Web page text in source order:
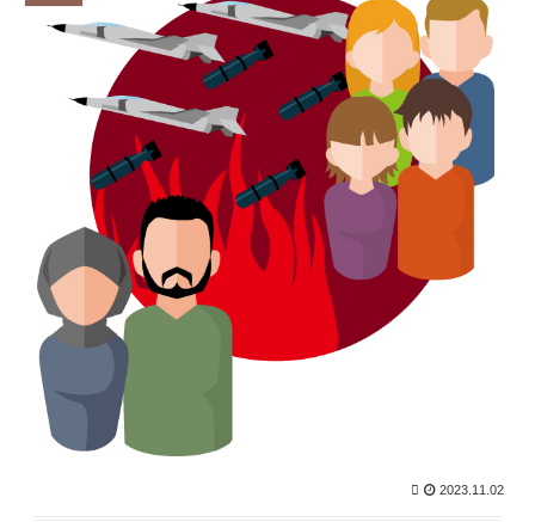
悲報 職場に鬱がおるんやが / まとめるZ NEW!
(8/9
【黒曜館の夜宴 ―淫欲に堕ちる僕の女たち―】 / まと
NEW! (8/9 07:03)
「抜くに抜けない……」自転車の青切符導入で”車道ハ
ミ出し”が急増中 / まとめるZ
(8/9 07:03)
映画『8番出口』が金曜ロードショーにて放送 / まとめ
NEW! (8/9 07:03)
黄金期を築く小久保ソフトバンクの次期監督は一体誰
になるのか！圧倒的な強さを誇る王国の未来を考えてみ
た / 2chまとめアンテナ！
NEW! (8/9 05:44)
強豪校のベンチ外選手が無理やりダンス？SNSで炎上
する野球部イジメ疑惑の真相と現場取材で見えたリアル
な実態 / 2chまとめアンテナ！
(8/9 05:44)
【画像】坂口杏里、逃走して便器にこびりついた????
カスまで晒されるwww / 2chまとめアンテナ！
05:44)
【悲報】堀大輔さん、実は仮眠を取っていた
WWWWWWWWWWWWWWWWWWWWWWWWWWW
2023.11.02